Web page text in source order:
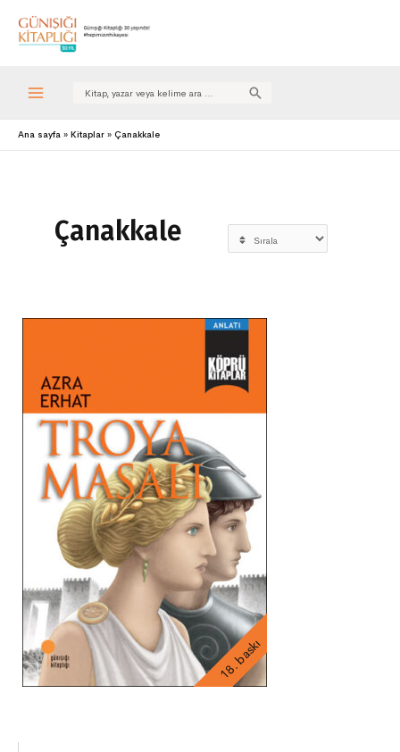
Search
Ana sayfa Kitaplar Çanakkale
Çanakkale
18. baskı